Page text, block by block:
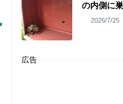
の内側に
2026/7/25
広告